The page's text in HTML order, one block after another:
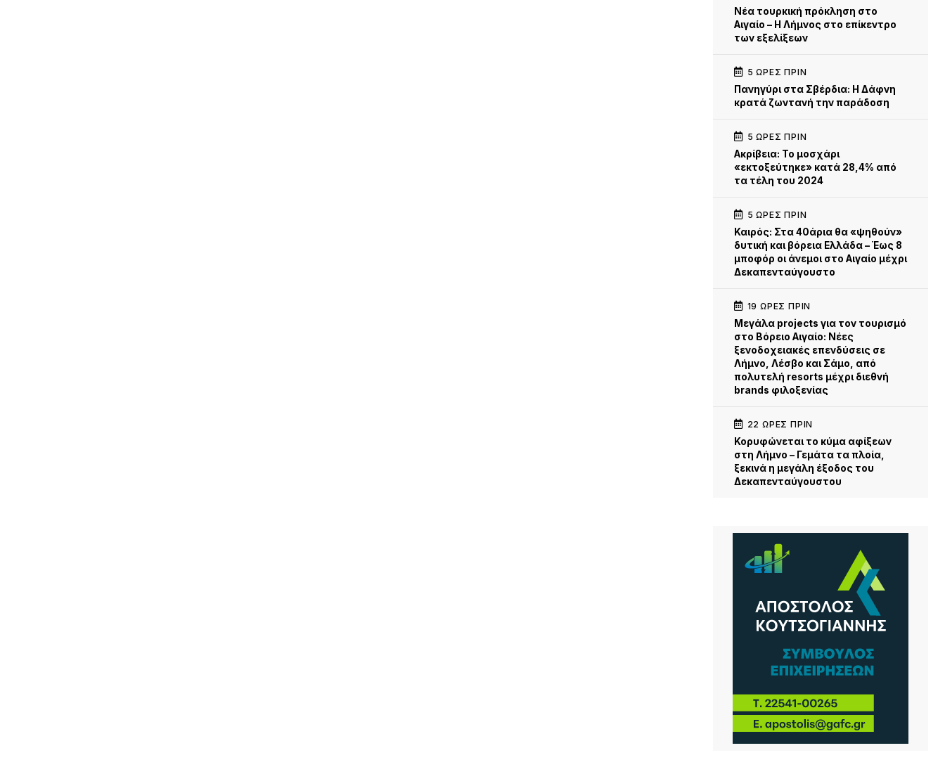
Νέα τουρκική πρόκληση στο
Αιγαίο – Η Λήμνος στο επίκεντρο
των εξελίξεων
5 ΏΡΕΣ ΠΡΙΝ
Πανηγύρι στα Σβέρδια: Η Δάφνη
κρατά ζωντανή την παράδοση
5 ΏΡΕΣ ΠΡΙΝ
Ακρίβεια: Το μοσχάρι
«εκτοξεύτηκε» κατά 28,4% από
τα τέλη του 2024
5 ΏΡΕΣ ΠΡΙΝ
Καιρός: Στα 40άρια θα «ψηθούν»
δυτική και βόρεια Ελλάδα – Έως 8
μποφόρ οι άνεμοι στο Αιγαίο μέχρι
Δεκαπενταύγουστο
19 ΏΡΕΣ ΠΡΙΝ
Μεγάλα projects για τον τουρισμό
στο Βόρειο Αιγαίο: Νέες
ξενοδοχειακές επενδύσεις σε
Λήμνο, Λέσβο και Σάμο, από
πολυτελή resorts μέχρι διεθνή
brands φιλοξενίας
22 ΏΡΕΣ ΠΡΙΝ
Κορυφώνεται το κύμα αφίξεων
στη Λήμνο – Γεμάτα τα πλοία,
ξεκινά η μεγάλη έξοδος του
Δεκαπενταύγουστου